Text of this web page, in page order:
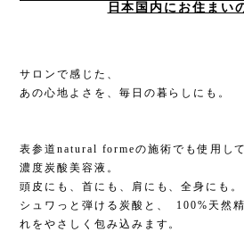
日本国内にお住まい
サロンで感じた、
あの心地よさを、毎日の暮らしにも。
表参道natural formeの施術でも使用し
濃度炭酸美容液。
頭皮にも、首にも、肩にも、全身にも。
シュワっと弾ける炭酸と、 100%天然
れをやさしく包み込みます。